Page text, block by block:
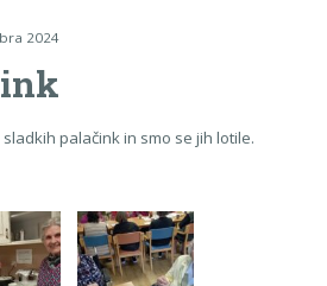
2024
palačink in smo se jih lotile.